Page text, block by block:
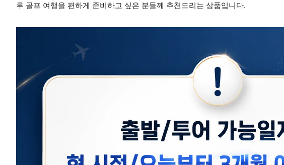
루 골프 여행을 편하게 준비하고 싶은 분들께 추천드리는 상품입니다.